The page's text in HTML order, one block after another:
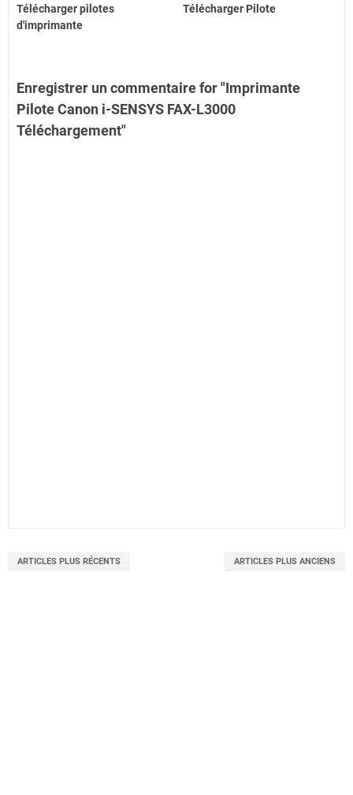
Télécharger pilotes
d'imprimante
Télécharger Pilote
Enregistrer un commentaire for "Imprimante
Pilote Canon i-SENSYS FAX-L3000
Téléchargement"
ARTICLES PLUS RÉCENTS ARTICLES PLUS ANCIENS